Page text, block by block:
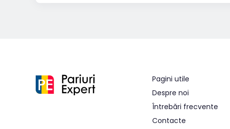
Pagini utile
Despre noi
Întrebări frecvente
Contacte